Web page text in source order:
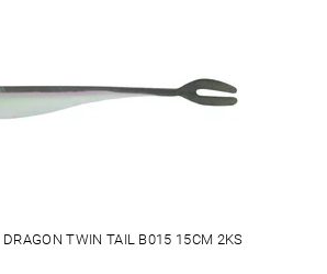
DRAGON TWIN TAIL B015 15CM 2KS